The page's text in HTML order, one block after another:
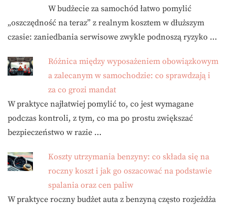
W budżecie za samochód łatwo pomylić
„oszczędność na teraz” z realnym kosztem w dłuższym
czasie: zaniedbania serwisowe zwykle podnoszą ryzyko …
Różnica między wyposażeniem obowiązkowym
a zalecanym w samochodzie: co sprawdzają i
za co grozi mandat
W praktyce najłatwiej pomylić to, co jest wymagane
podczas kontroli, z tym, co ma po prostu zwiększać
bezpieczeństwo w razie …
Koszty utrzymania benzyny: co składa się na
roczny koszt i jak go oszacować na podstawie
spalania oraz cen paliw
W praktyce roczny budżet auta z benzyną często rozjeżdża